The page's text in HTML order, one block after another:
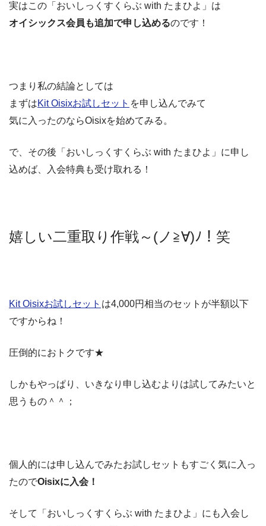
実はこの「おいしっくすくらぶ with たまひよ」は
オイシックス会員も追加で申し込めるのです！
つまり私の結論としては
まずはKit Oisixお試しセット を申し込んでみて
気に入ったのならOisixを始めてみる。
で、その後「おいしっくすくらぶ with たまひよ」に申し
込めば、入会特典も受け取れる！
嬉しい二重取り作戦～(ノ≧∀)ﾉ！笑
Kit Oisixお試しセット は4,000円相当のセットが半額以下
ですからね！
圧倒的におトクです★
しかもやっぱり、いきなり申し込むよりは試してみたいと
思うもの＾＾；
個人的には申し込んでみたお試しセットもすごく気に入っ
たのでOisixに入会！
そして「おいしっくすくらぶ with たまひよ」にも入会し